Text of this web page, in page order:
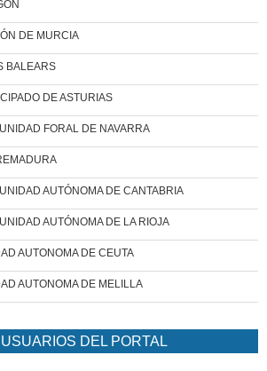
DE MURCIA
BALEARS
DE ASTURIAS
FORAL DE NAVARRA
AUTÓNOMA DE CANTABRIA
AUTÓNOMA DE LA RIOJA
AUTONOMA DE CEUTA
AUTONOMA DE MELILLA
DEL PORTAL